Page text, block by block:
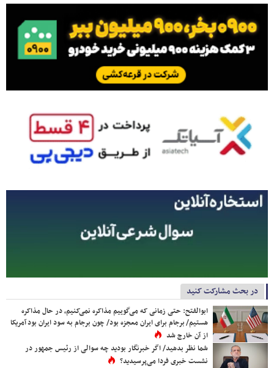
در بحث مشارکت کنید
ابوالفتح: حتی زمانی که می‌گوییم مذاکره نمی‌کنیم، در حال مذاکره
هستیم/ برجام برای ایران معجزه بود/ چون برجام به سود ایران بود آمریکا
از آن خارج شد
شما نظر بدهید/ اگر خبرنگار بودید چه سوالی از رئیس جمهور در
نشست خبری فردا می‌پرسیدید؟